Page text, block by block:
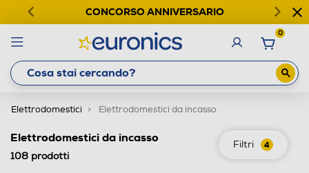
CONCORSO ANNIVERSARIO
0
Elettrodomestici Elettrodomestici da incasso
Filtri 4
Elettrodomestici da incasso
108 prodotti